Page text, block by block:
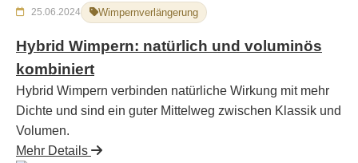
25.06.2024 Wimpernverlängerung
Hybrid Wimpern: natürlich und voluminös
kombiniert
Hybrid Wimpern verbinden natürliche Wirkung mit mehr
Dichte und sind ein guter Mittelweg zwischen Klassik und
Volumen.
Mehr Details